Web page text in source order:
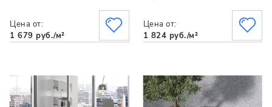
Цена от:
1 679 руб./м²
Цена от:
1 824 руб./м²